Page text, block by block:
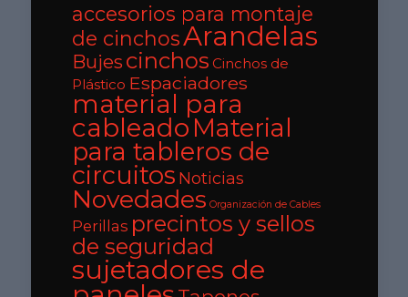
accesorios para montaje
de cinchosArandelas
Bujes cinchos Cinchos de
Plástico Espaciadores
material para
cableadoMaterial
para tableros de
circuitos Noticias
Novedades Organización de Cables
Perillas precintos y sellos
de seguridad
sujetadores de